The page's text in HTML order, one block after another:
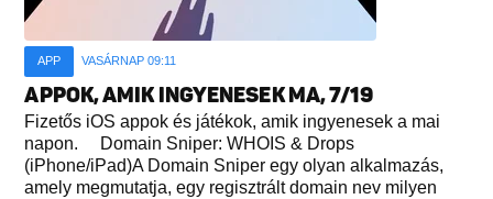
APP VASÁRNAP 09:11
APPOK, AMIK INGYENESEK MA, 7/19
Fizetős iOS appok és játékok, amik ingyenesek a mai
napon. Domain Sniper: WHOIS & Drops
(iPhone/iPad)A Domain Sniper egy olyan alkalmazás,
amely megmutatja, egy regisztrált domain nev milyen